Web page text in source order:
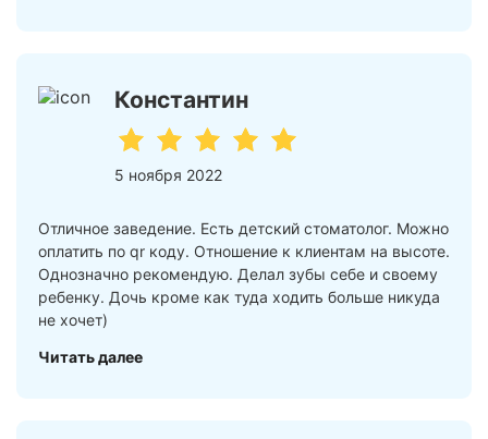
Константин
5 ноября 2022
Отличное заведение. Есть детский стоматолог. Можно
оплатить по qr коду. Отношение к клиентам на высоте.
Однозначно рекомендую. Делал зубы себе и своему
ребенку. Дочь кроме как туда ходить больше никуда
не хочет)
Читать далее